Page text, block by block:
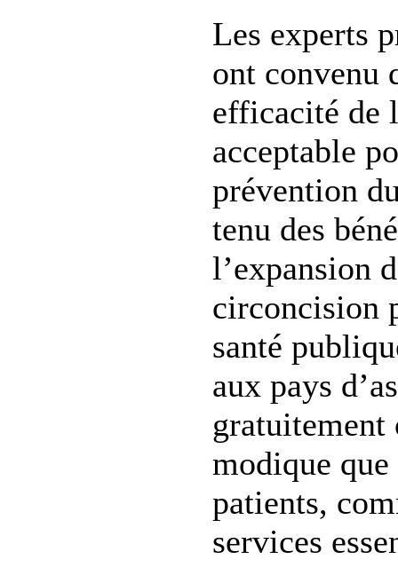
Les experts
ont convenu
efficacité de
acceptable
prévention
tenu des
l’expansion
circoncision
santé
aux pays
gratuitement
modique
patients,
services